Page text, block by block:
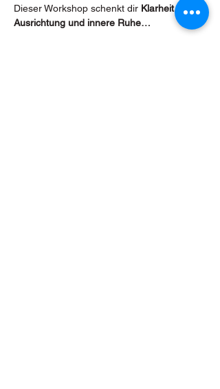
Dieser Workshop schenkt dir Klarheit,
Ausrichtung und innere Ruhe…